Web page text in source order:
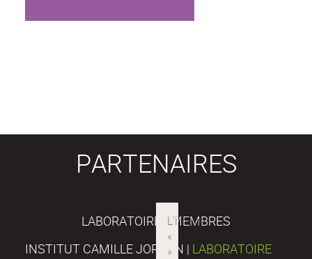
PARTENAIRES
LABORATOIRES MEMBRES
INSTITUT CAMILLE JORDAN | LABORATOIRE